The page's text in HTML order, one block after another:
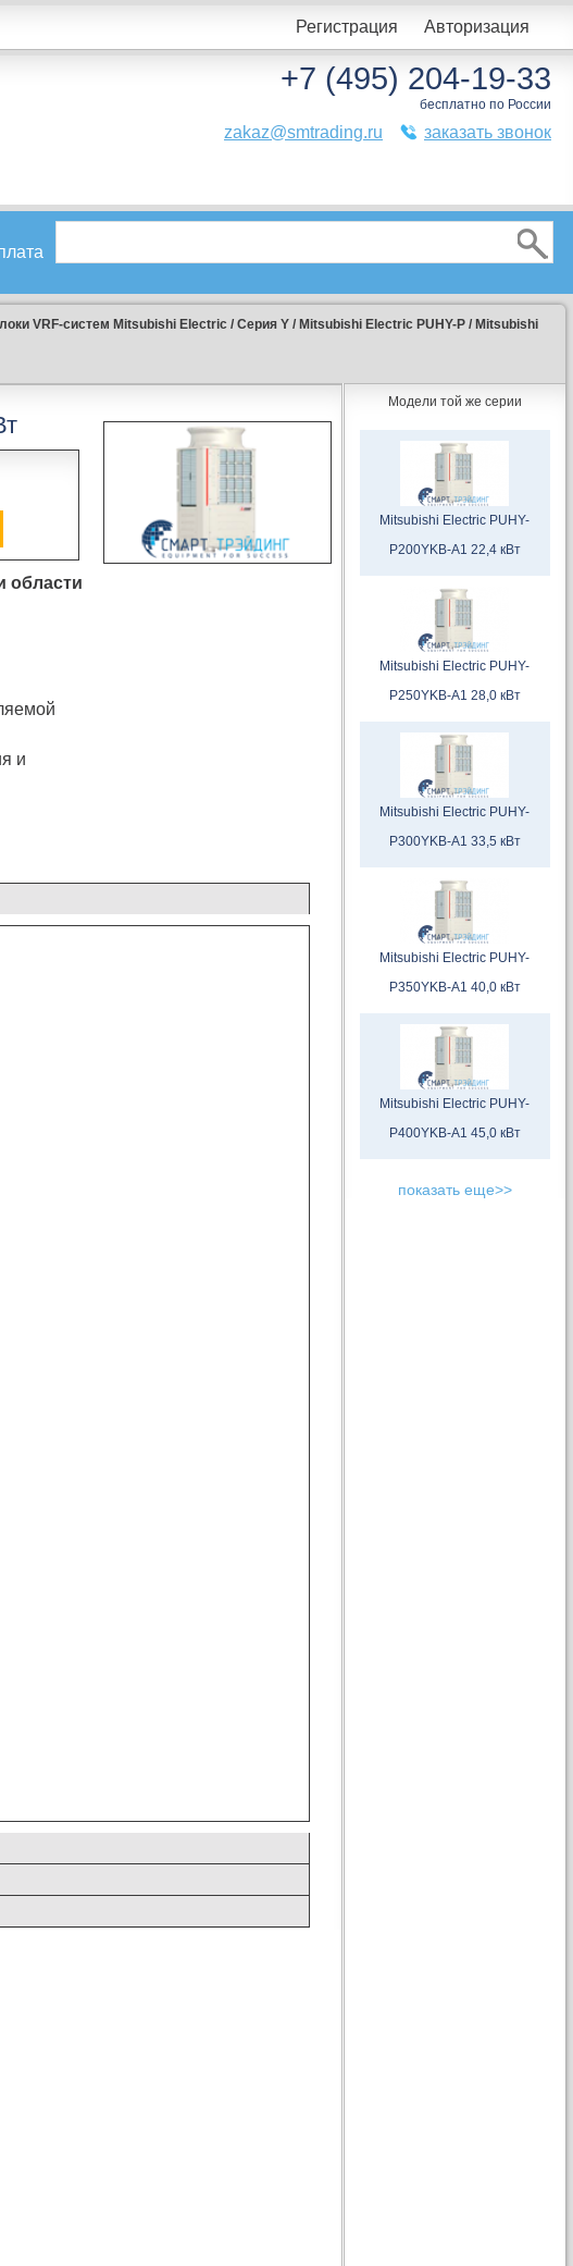
Регистрация Авторизация
+7 (495) 204-19-33
бесплатно по России
zakaz@smtrading.ru заказать звонок
VRF-систем Мitsubishi Еlectric / Серия Y / Mitsubishi Electric PUHY-P / Mitsubishi
области
и
Модели той же серии
Mitsubishi Electric PUHY-
P200YKB-A1 22,4 кВт
Mitsubishi Electric PUHY-
P250YKB-A1 28,0 кВт
Mitsubishi Electric PUHY-
P300YKB-A1 33,5 кВт
Mitsubishi Electric PUHY-
P350YKB-A1 40,0 кВт
Mitsubishi Electric PUHY-
P400YKB-A1 45,0 кВт
показать еще>>